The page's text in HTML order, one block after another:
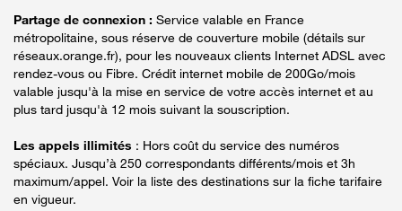
Partage de connexion : Service valable en France
métropolitaine, sous réserve de couverture mobile (détails sur
réseaux.orange.fr), pour les nouveaux clients Internet ADSL avec
rendez-vous ou Fibre. Crédit internet mobile de 200Go/mois
valable jusqu'à la mise en service de votre accès internet et au
plus tard jusqu'à 12 mois suivant la souscription.
Les appels illimités : Hors coût du service des numéros
spéciaux. Jusqu’à 250 correspondants différents/mois et 3h
maximum/appel. Voir la liste des destinations sur la fiche tarifaire
en vigueur.